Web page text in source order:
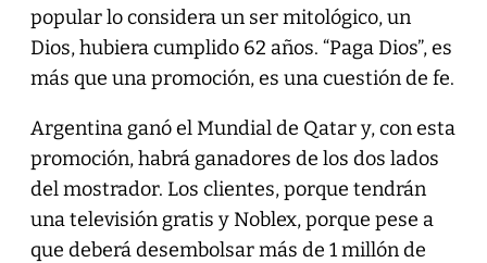
popular lo considera un ser mitológico, un
Dios, hubiera cumplido 62 años. “Paga Dios”, es
más que una promoción, es una cuestión de fe.
Argentina ganó el Mundial de Qatar y, con esta
promoción, habrá ganadores de los dos lados
del mostrador. Los clientes, porque tendrán
una televisión gratis y Noblex, porque pese a
que deberá desembolsar más de 1 millón de